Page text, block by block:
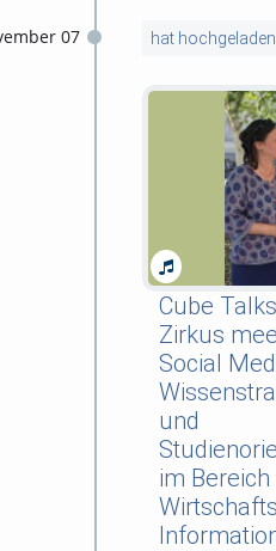
07 hat
Cube
Zirkus
Social
und
im Bereich